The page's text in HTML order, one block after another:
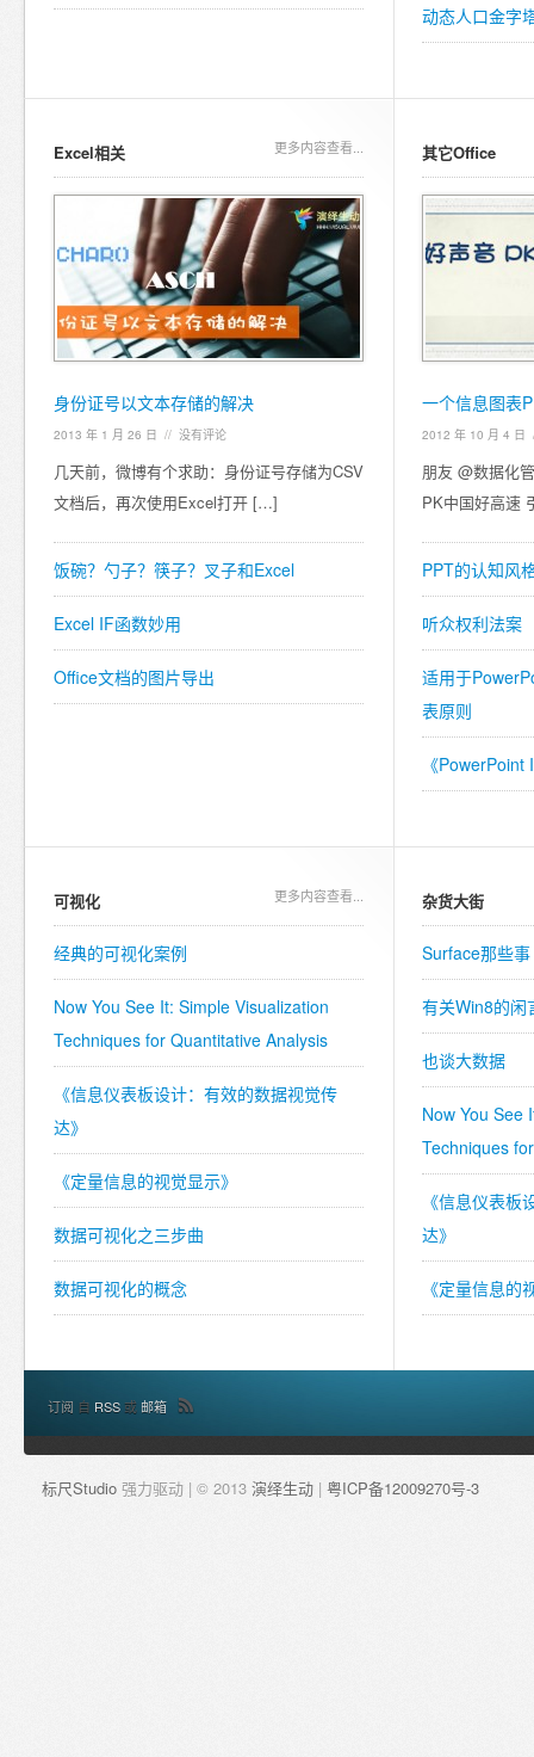
动态人口金字
Excel相关 更多内容查看...
身份证号以文本存储的解决
2013 年 1 月 26 日 // 没有评论
几天前，微博有个求助：身份证号存储为CSV
文档后，再次使用Excel打开 […]
饭碗？勺子？筷子？叉子和Excel
Excel IF函数妙用
Office文档的图片导出
其它Office
一个信息图表
2012 年 10 月 4 日
朋友 @数据化
PK中国好高速
PPT的认知风
听众权利法案
适用于
表原则
《
可视化 更多内容查看...
经典的可视化案例
Now You See It: Simple Visualization
Techniques for Quantitative Analysis
《信息仪表板设计：有效的数据视觉传
达》
《定量信息的视觉显示》
数据可视化之三步曲
数据可视化的概念
杂货大街
Surface那些事
有关Win8的闲
也谈大数据
Now You See
Techniques
《信息仪表板
达》
《定量信息的
订阅 自 RSS 或 邮箱
标尺Studio 强力驱动 | © 2013 演绎生动 | 粤ICP备12009270号-3